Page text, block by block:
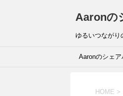
Aaronの
ゆるいつながり
Aaronのシェア
HOME >